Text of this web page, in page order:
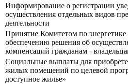
Информирование о регистрации
осуществления отдельных видов
деятельности
Принятие Комитетом по
обеспечению решения об
компенсаций гражданам -
Социальные выплаты для
жилых помещений по целевой
доступное жилье»